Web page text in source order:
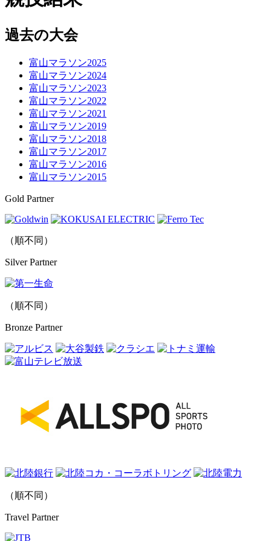
過去の大会
富山マラソン2025
富山マラソン2024
富山マラソン2023
富山マラソン2022
富山マラソン2021
富山マラソン2019
富山マラソン2018
富山マラソン2017
富山マラソン2016
富山マラソン2015
Gold Partner
（順不同）
Silver Partner
（順不同）
Bronze Partner
（順不同）
Travel Partner